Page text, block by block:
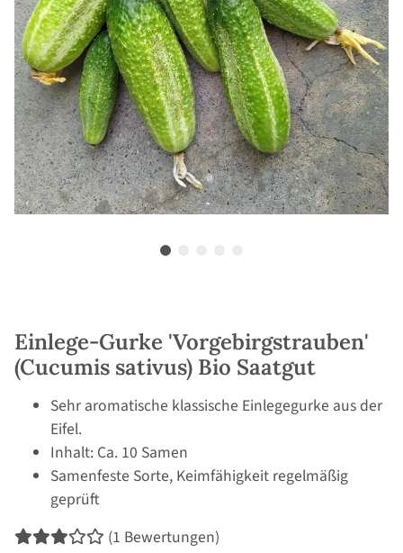
Einlege-Gurke 'Vorgebirgstrauben'
(Cucumis sativus) Bio Saatgut
Sehr aromatische klassische Einlegegurke aus der
Eifel.
Inhalt: Ca. 10 Samen
Samenfeste Sorte, Keimfähigkeit regelmäßig
geprüft
(1 Bewertungen)